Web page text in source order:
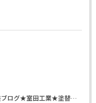
広島市の外壁塗装ブログ★室田工業★塗替えマスターズ★外壁リフォーム